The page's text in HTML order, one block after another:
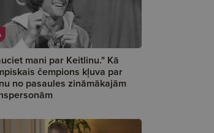
mani par Keitlinu." Kā
čempions kļuva par
no pasaules zināmākajām